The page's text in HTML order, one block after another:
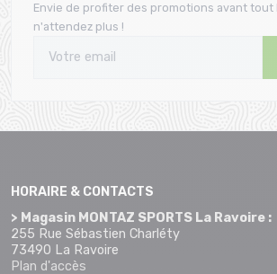
Envie de profiter des promotions avant tout
n'attendez plus !
HORAIRE & CONTACTS
> Magasin MONTAZ SPORTS La Ravoire :
255 Rue Sébastien Charléty
73490 La Ravoire
Plan d'accès